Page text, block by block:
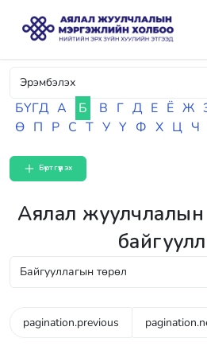
БҮГД А Б В Г Д Е Ё Ж
Ө П Р С Т У Ү Ф Х Ц Ч
Бүртгүүлэх
Аялал жуулчлалын
pagination.previous